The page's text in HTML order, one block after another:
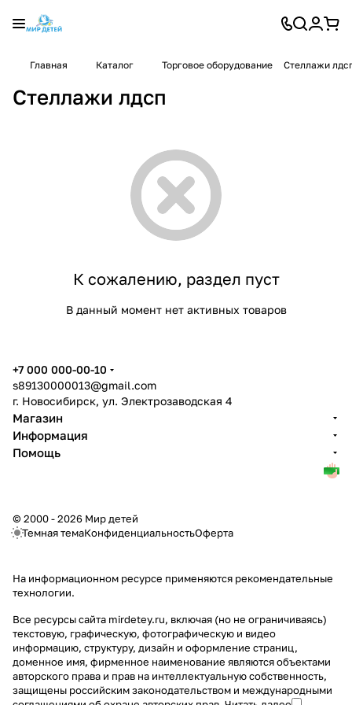
Главная Каталог Торговое оборудование Стеллажи
Стеллажи лдсп
К сожалению, раздел пуст
В данный момент нет активных товаров
+7 000 000-00-10
s89130000013@gmail.com
г. Новосибирск, ул. Электрозаводская 4
Магазин
Информация
Помощь
© 2000 - 2026 Мир детей
Темная темаКонфиденциальностьОферта
На информационном ресурсе применяются рекомендательные
технологии.
Все ресурсы сайта mirdetey.ru, включая (но не ограничиваясь)
текстовую, графическую, фотографическую и видео
информацию, структуру, дизайн и оформление страниц,
доменное имя, фирменное наименование являются объектами
авторского права и прав на интеллектуальную собственность,
защищены российским законодательством и международными